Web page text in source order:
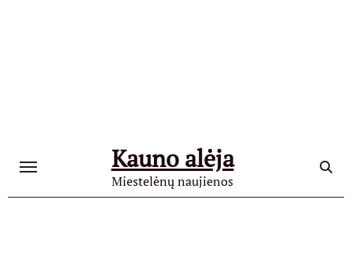
Kauno alėja
Miestelėnų naujienos